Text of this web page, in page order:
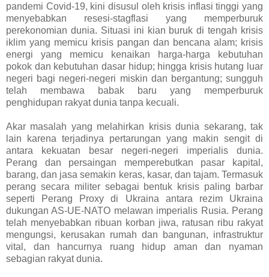
pandemi Covid-19, kini disusul oleh krisis inflasi tinggi yang
menyebabkan resesi-stagflasi yang memperburuk
perekonomian dunia. Situasi ini kian buruk di tengah krisis
iklim yang memicu krisis pangan dan bencana alam; krisis
energi yang memicu kenaikan harga-harga kebutuhan
pokok dan kebutuhan dasar hidup; hingga krisis hutang luar
negeri bagi negeri-negeri miskin dan bergantung; sungguh
telah membawa babak baru yang memperburuk
penghidupan rakyat dunia tanpa kecuali.
Akar masalah yang melahirkan krisis dunia sekarang, tak
lain karena terjadinya pertarungan yang makin sengit di
antara kekuatan besar negeri-negeri imperialis dunia.
Perang dan persaingan memperebutkan pasar kapital,
barang, dan jasa semakin keras, kasar, dan tajam. Termasuk
perang secara militer sebagai bentuk krisis paling barbar
seperti Perang Proxy di Ukraina antara rezim Ukraina
dukungan AS-UE-NATO melawan imperialis Rusia. Perang
telah menyebabkan ribuan korban jiwa, ratusan ribu rakyat
mengungsi, kerusakan rumah dan bangunan, infrastruktur
vital, dan hancurnya ruang hidup aman dan nyaman
sebagian rakyat dunia.